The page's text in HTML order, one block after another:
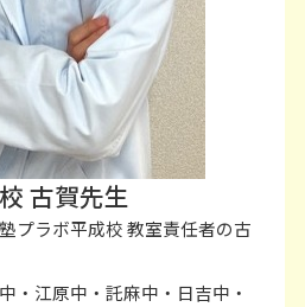
古賀先生
プラボ平成校 教室責任者の古
・江原中・託麻中・日吉中・